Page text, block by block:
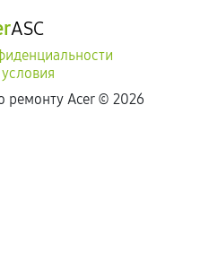
ASC
ремонту Acer © 2026